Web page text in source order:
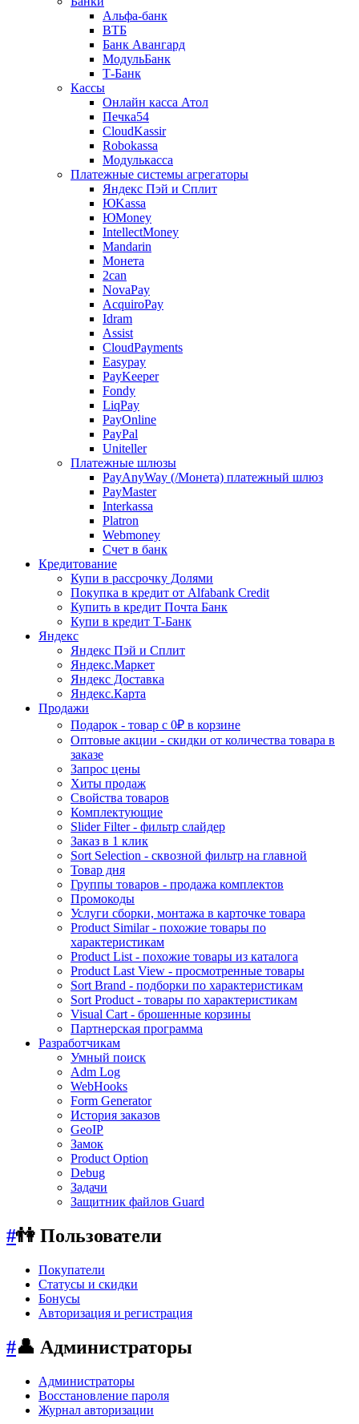
Альфа-банк
ВТБ
Банк Авангард
МодульБанк
Т-Банк
Кассы
Онлайн касса Атол
Печка54
CloudKassir
Robokassa
Модулькасса
Платежные системы агрегаторы
Яндекс Пэй и Сплит
ЮKassa
ЮMoney
IntellectMoney
Mandarin
Монета
2can
NovaPay
AcquiroPay
Idram
Assist
CloudPayments
Easypay
PayKeeper
Fondy
LiqPay
PayOnline
PayPal
Uniteller
Платежные шлюзы
PayAnyWay (/Монета) платежный шлюз
PayMaster
Interkassa
Platron
Webmoney
Счет в банк
Кредитование
Купи в рассрочку Долями
Покупка в кредит от Alfabank Credit
Купить в кредит Почта Банк
Купи в кредит Т-Банк
Яндекс
Яндекс Пэй и Сплит
Яндекс.Маркет
Яндекс Доставка
Яндекс.Карта
Продажи
Подарок - товар с 0₽ в корзине
Оптовые акции - скидки от количества товара в
заказе
Запрос цены
Хиты продаж
Свойства товаров
Комплектующие
Slider Filter - фильтр слайдер
Заказ в 1 клик
Sort Selection - сквозной фильтр на главной
Товар дня
Группы товаров - продажа комплектов
Промокоды
Услуги сборки, монтажа в карточке товара
Product Similar - похожие товары по
характеристикам
Product List - похожие товары из каталога
Product Last View - просмотренные товары
Sort Brand - подборки по характеристикам
Sort Product - товары по характеристикам
Visual Cart - брошенные корзины
Партнерская программа
Разработчикам
Умный поиск
Adm Log
WebHooks
Form Generator
История заказов
GeoIP
Замок
Product Option
Debug
Задачи
Защитник файлов Guard
#👫 Пользователи
Покупатели
Статусы и скидки
Бонусы
Авторизация и регистрация
#👤 Администраторы
Администраторы
Восстановление пароля
Журнал авторизации